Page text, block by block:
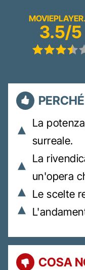
3.5/5
La
surreale.
La
un'opera
Le scelte
COSA